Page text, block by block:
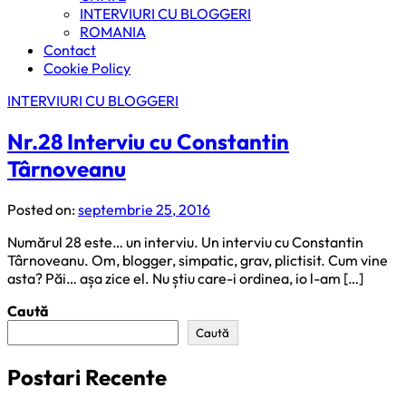
INTERVIURI CU BLOGGERI
ROMANIA
Contact
Cookie Policy
INTERVIURI CU BLOGGERI
Nr.28 Interviu cu Constantin
Târnoveanu
Posted on:septembrie 25, 2016
Numărul 28 este… un interviu. Un interviu cu Constantin
Târnoveanu. Om, blogger, simpatic, grav, plictisit. Cum vine
asta? Păi… așa zice el. Nu știu care-i ordinea, io l-am […]
Caută
Caută
Postari Recente